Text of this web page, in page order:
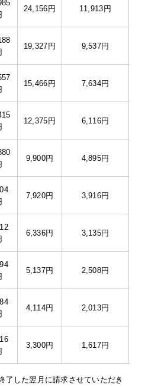
24,156円 11,913円
19,327円 9,537円
15,466円 7,634円
12,375円 6,116円
9,900円 4,895円
7,920円 3,916円
6,336円 3,135円
5,137円 2,508円
4,114円 2,013円
3,300円 1,617円
した翌月に請求させていただき